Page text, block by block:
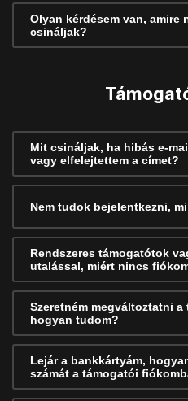
Olyan kérdésem van, amire
csináljak?
Mit csináljak, ha hibás e-
vagy elfelejtettem a címet?
Nem tudok bejelentkezni,
Rendszeres támogatótok
utalással, miért nincs
Szeretném megváltoztatni
hogyan tudom?
Lejár a bankkártyám,
számát a támogatói